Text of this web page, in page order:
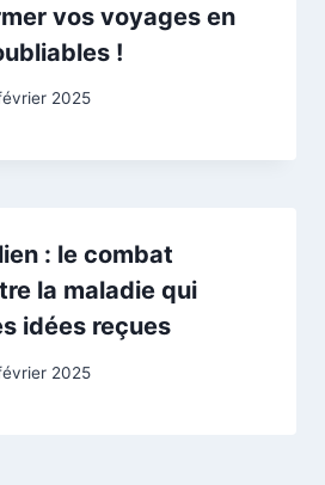
vos voyages en
!
2025
: le combat
la maladie qui
idées reçues
2025